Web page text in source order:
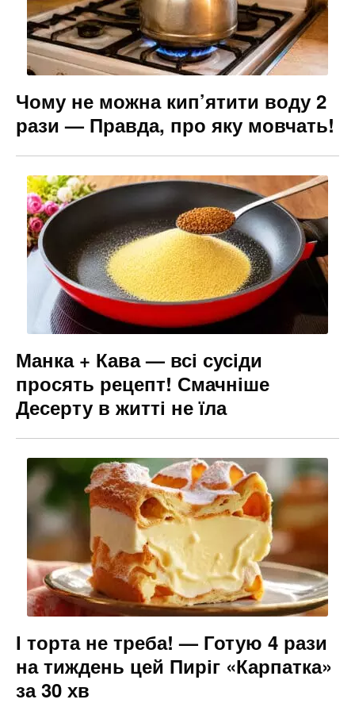
Чому не можна кип’ятити воду 2
рази — Правда, про яку мовчать!
Манка + Кава — всі сусіди
просять рецепт! Смачніше
Десерту в житті не їла
І торта не треба! — Готую 4 рази
на тиждень цей Пиріг «Карпатка»
за 30 хв